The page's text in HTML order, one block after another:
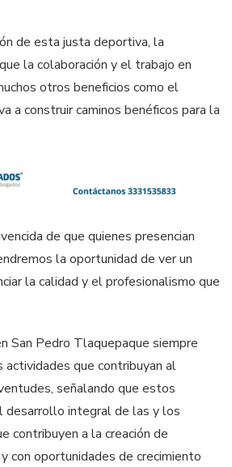
de esta justa deportiva, la
la colaboración y el trabajo en
otros beneficios como el
a construir caminos benéficos para la
de que quienes presencian
la oportunidad de ver un
la calidad y el profesionalismo que
San Pedro Tlaquepaque siempre
actividades que contribuyan al
señalando que estos
desarrollo integral de las y los
contribuyen a la creación de
con oportunidades de crecimiento